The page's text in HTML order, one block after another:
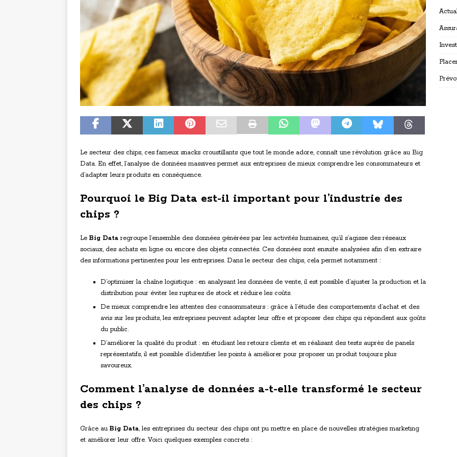
Le secteur des chips, ces fameux snacks croustillants que tout le monde adore, connaît une révolution grâce au Big
Data. En effet, l’analyse de données massives permet aux entreprises de mieux comprendre les consommateurs et
d’adapter leurs produits en conséquence.
Pourquoi le Big Data est-il important pour l’industrie des
chips ?
Le Big Data regroupe l’ensemble des données générées par les activités humaines, qu’il s’agisse des réseaux
sociaux, des achats en ligne ou encore des objets connectés. Ces données sont ensuite analysées afin d’en extraire
des informations pertinentes pour les entreprises. Dans le secteur des chips, cela permet notamment :
D’optimiser la chaîne logistique : en analysant les données de vente, il est possible d’ajuster la production et la
distribution pour éviter les ruptures de stock et réduire les coûts.
De mieux comprendre les attentes des consommateurs : grâce à l’étude des comportements d’achat et des
avis sur les produits, les entreprises peuvent adapter leur offre et proposer des chips qui répondent aux goûts
du public.
D’améliorer la qualité du produit : en étudiant les retours clients et en réalisant des tests auprès de panels
représentatifs, il est possible d’identifier les points à améliorer pour proposer un produit toujours plus
savoureux.
Comment l’analyse de données a-t-elle transformé le secteur
des chips ?
Grâce au Big Data, les entreprises du secteur des chips ont pu mettre en place de nouvelles stratégies marketing
et améliorer leur offre. Voici quelques exemples concrets :